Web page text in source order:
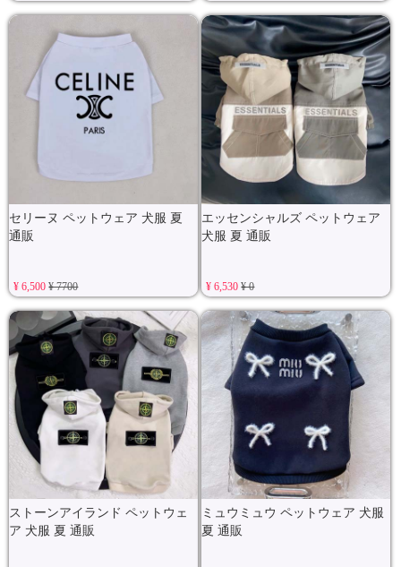
セリーヌ ペットウェア 犬服 夏
通販
¥ 6,500¥ 7700
エッセンシャルズ ペットウェア
犬服 夏 通販
¥ 6,530¥ 0
ストーンアイランド ペットウェ
ア 犬服 夏 通販
ミュウミュウ ペットウェア 犬服
夏 通販